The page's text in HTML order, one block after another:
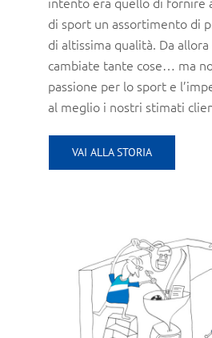
di sport un assortimento di
di altissima qualità. Da
cambiate tante cose… ma
passione per lo sport e
al meglio i nostri stimati
VAI ALLA STORIA